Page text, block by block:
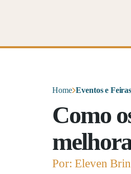
Home Eventos e Feiras
Como
Por: Eleven